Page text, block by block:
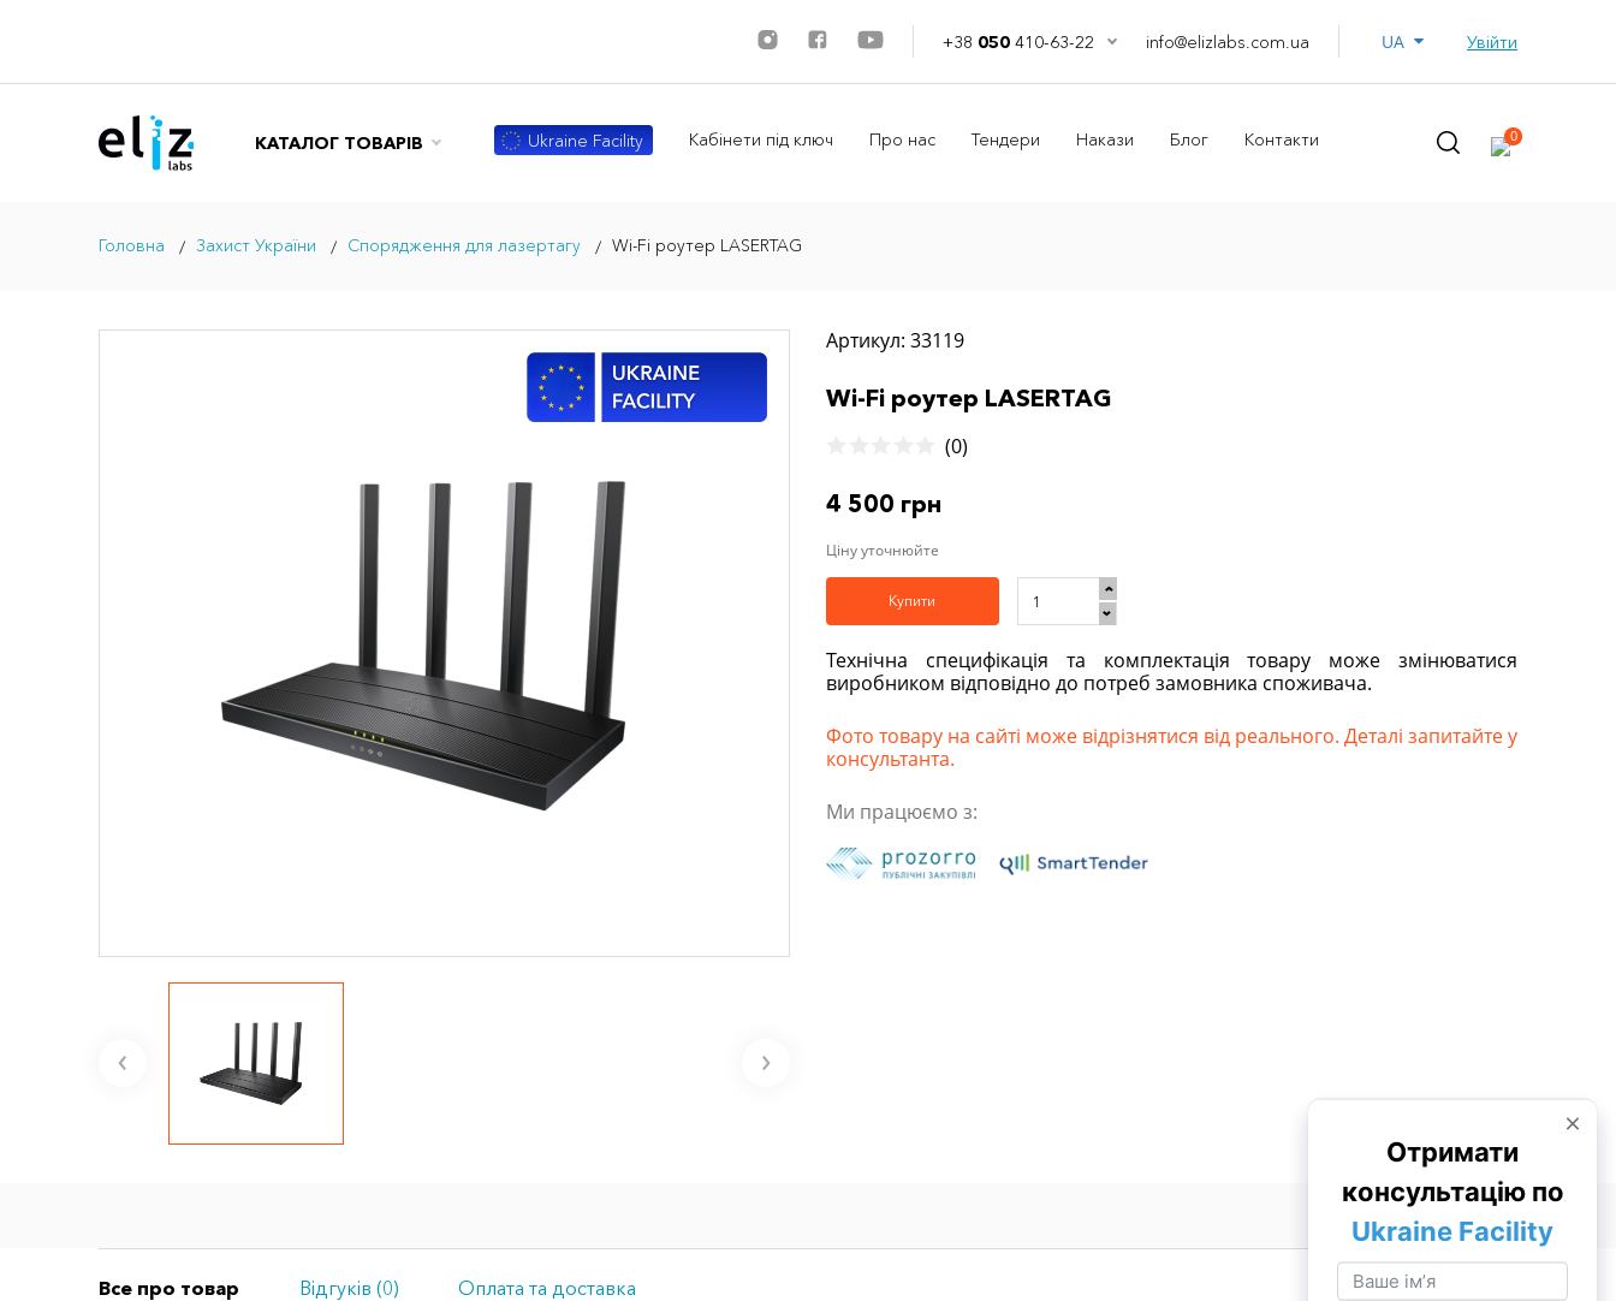
+38 050 410-63-22 info@elizlabs.com.ua Увійти
КАТАЛОГ ТОВАРІВ Ukraine Facility Кабінети під ключ Про нас Тендери Накази Блог Контакти 0
Головна Захист України Спорядження для лазертагу Wi-Fi роутер LASERTAG
Артикул: 33119
Wi-Fi роутер LASERTAG
(0)
4 500 грн
Ціну уточнюйте
Купити
Технічна специфікація та комплектація товару може змінюватися
виробником відповідно до потреб замовника споживача.
Фото товару на сайті може відрізнятися від реального. Деталі запитайте у
консультанта.
Ми працюємо з:
Все про товар Відгуків (0) Оплата та доставка